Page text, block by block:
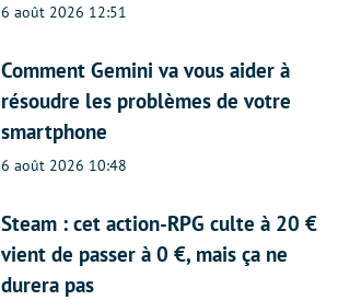
6 août 2026 12:51
Comment Gemini va vous aider à
résoudre les problèmes de votre
smartphone
6 août 2026 10:48
Steam : cet action-RPG culte à 20 €
vient de passer à 0 €, mais ça ne
durera pas